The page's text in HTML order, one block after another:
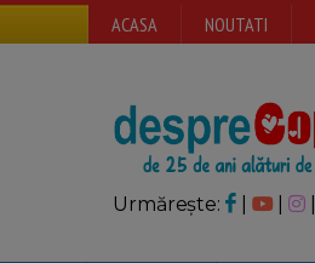
ACASA NOUTATI
Urmărește: |